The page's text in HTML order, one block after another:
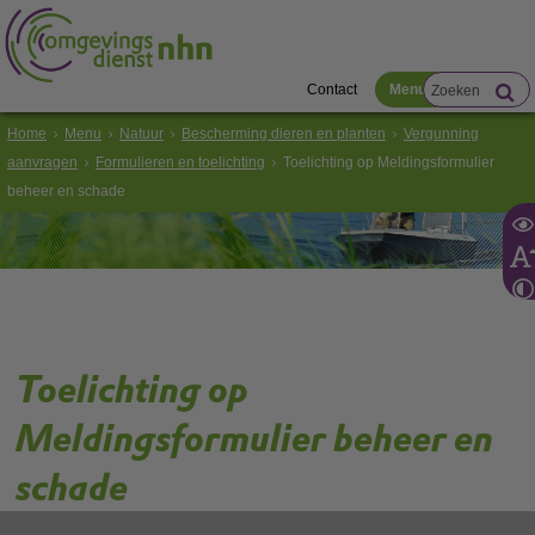
Contact Menu
Home Menu Natuur Bescherming dieren en planten
Vergunning
aanvragen
Formulieren en toelichting
Toelichting op Meldingsformulier
beheer en schade
Toelichting op
Meldingsformulier beheer en
schade